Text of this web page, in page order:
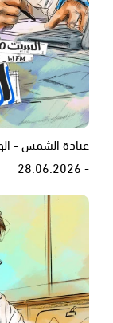
عيادة الشمس -
- 28.06.2026